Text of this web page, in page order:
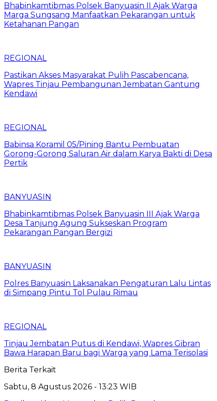
Bhabinkamtibmas Polsek Banyuasin II Ajak Warga
Marga Sungsang Manfaatkan Pekarangan untuk
Ketahanan Pangan
REGIONAL
Pastikan Akses Masyarakat Pulih Pascabencana,
Wapres Tinjau Pembangunan Jembatan Gantung
Kendawi
REGIONAL
Babinsa Koramil 05/Pining Bantu Pembuatan
Gorong-Gorong Saluran Air dalam Karya Bakti di Desa
Pertik
BANYUASIN
Bhabinkamtibmas Polsek Banyuasin III Ajak Warga
Desa Tanjung Agung Sukseskan Program
Pekarangan Pangan Bergizi
BANYUASIN
Polres Banyuasin Laksanakan Pengaturan Lalu Lintas
di Simpang Pintu Tol Pulau Rimau
REGIONAL
Tinjau Jembatan Putus di Kendawi, Wapres Gibran
Bawa Harapan Baru bagi Warga yang Lama Terisolasi
Berita Terkait
Sabtu, 8 Agustus 2026 - 13:23 WIB